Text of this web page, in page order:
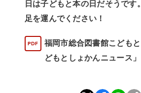
日は子どもと本の日だそうです
足を運んでください！
福岡市総合図書館こども
どもとしょかんニュース」